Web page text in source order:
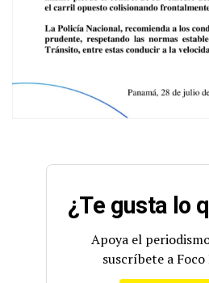
¿Te gusta lo
Apoya el
suscríbete a Foco